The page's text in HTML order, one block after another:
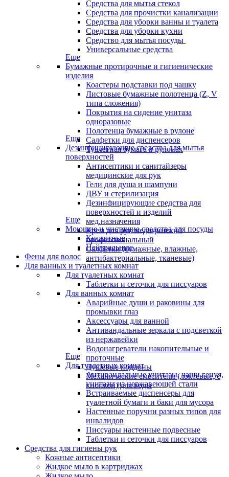
Средства для мытья стекол
Средства для прочистки канализации
Средства для уборки ванны и туалета
Средства для уборки кухни
Средство для мытья посуды
Универсальные средства
Еще
Бумажные протирочные и гигиенические
изделия
Коастеры подставки под чашку
Листовые бумажные полотенца (Z, V
типа сложения)
Покрытия на сидение унитаза
одноразовые
Полотенца бумажные в рулоне
Салфетки для диспенсеров
Туалетная бумага в рулонах
Еще
Дезинфицирующие средства для мытья
поверхностей
Антисептики и санитайзеры
медицинские для рук
Гели для душа и шампуни
ДВУ и стерилизация
Дезинфицирующие средства для
поверхностей и изделий
мед.назначения
Крем для рук медицинский
профессиональный
Салфетки (бумажные, влажные,
антибактериальные, тканевые)
Еще
Моющие и чистящие средства для посуды
Кислотные
Нейтральные
Фены для волос
Для ванных и туалетных комнат
Для туалетных комнат
Таблетки и сеточки для писсуаров
Для ванных комнат
Аварийные души и раковины для
промывки глаз
Аксессуары для ванной
Антивандальные зеркала с подсветкой
из нержавейки
Водонагреватели накопительные и
проточные
Душевые поддоны
Механические смесители (локтевые, с
кнопкой) для воды
Еще
Для туалетных комнат
Антивандальные унитазы, чаши генуя,
унитазы из нержавеющей стали
Встраиваемые диспенсеры для
туалетной бумаги и баки для мусора
Настенные поручни разных типов для
инвалидов
Писсуары настенные подвесные
Таблетки и сеточки для писсуаров
Средства для гигиены рук
Кожные антисептики
Жидкое мыло в картриджах